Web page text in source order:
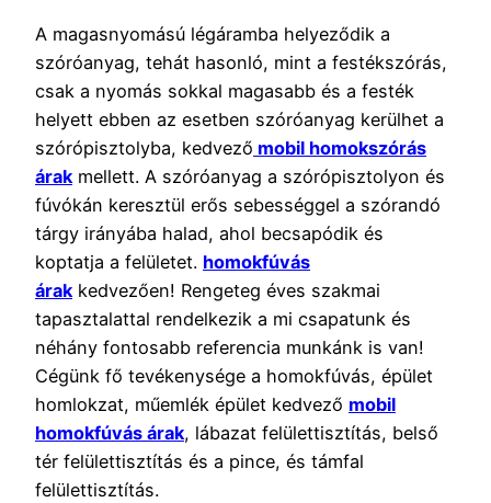
A magasnyomású légáramba helyeződik a
szóróanyag, tehát hasonló, mint a festékszórás,
csak a nyomás sokkal magasabb és a festék
helyett ebben az esetben szóróanyag kerülhet a
szórópisztolyba, kedvező mobil homokszórás
árakmellett. A szóróanyag a szórópisztolyon és
fúvókán keresztül erős sebességgel a szórandó
tárgy irányába halad, ahol becsapódik és
koptatja a felületet. homokfúvás
árakkedvezően! Rengeteg éves szakmai
tapasztalattal rendelkezik a mi csapatunk és
néhány fontosabb referencia munkánk is van!
Cégünk fő tevékenysége a homokfúvás, épület
homlokzat, műemlék épület kedvező mobil
homokfúvás árak, lábazat felülettisztítás, belső
tér felülettisztítás és a pince, és támfal
felülettisztítás.